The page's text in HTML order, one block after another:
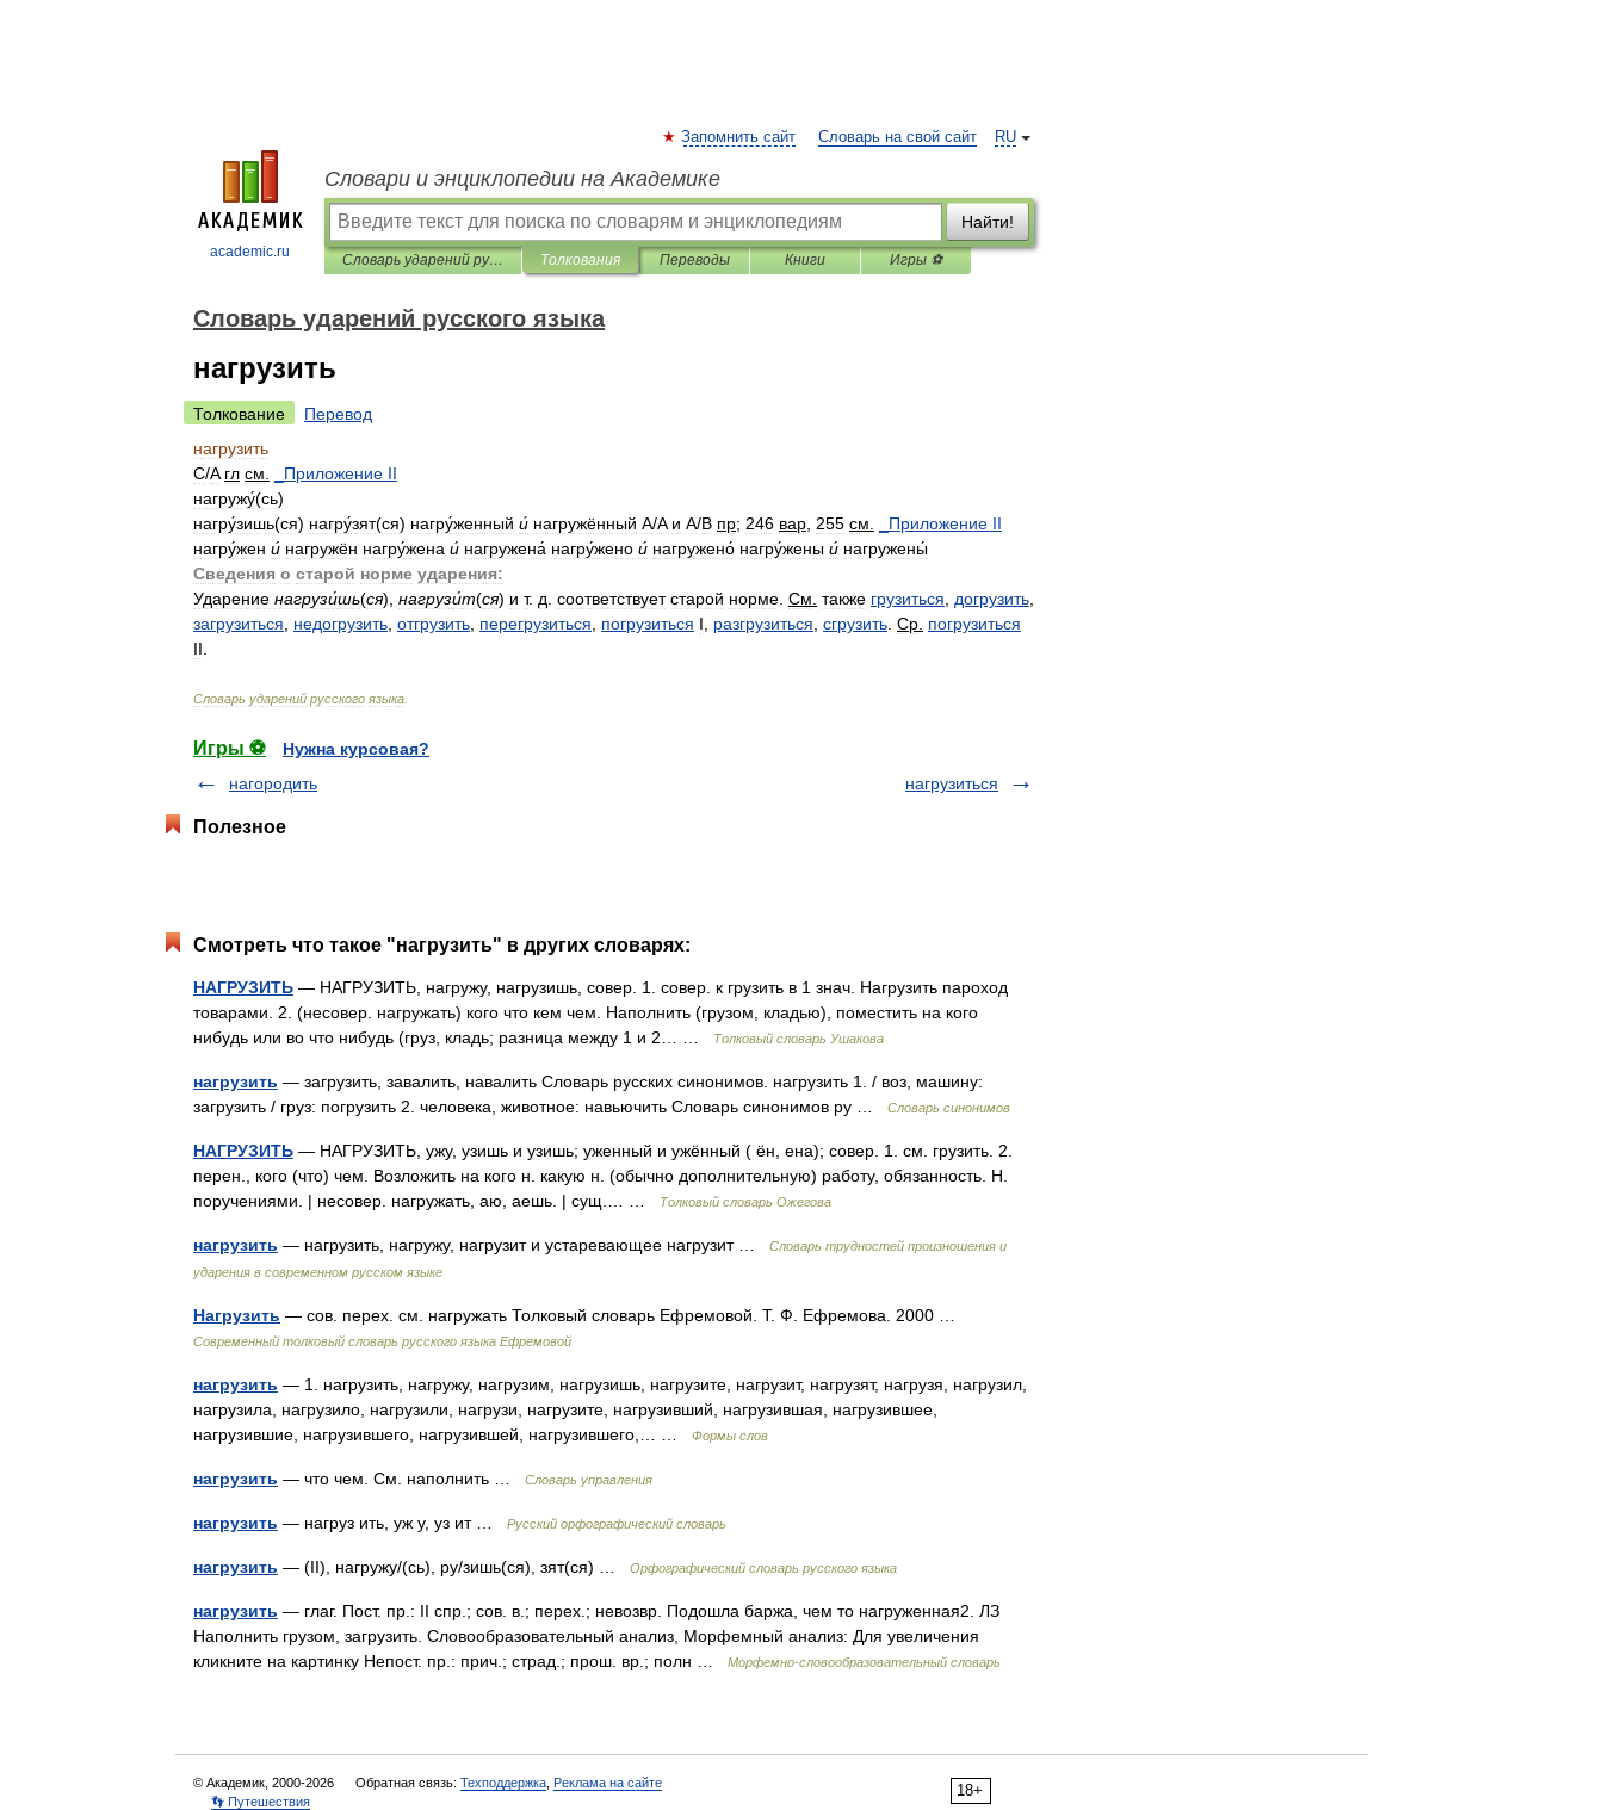
academic.ru
RU
Запомнить сайт Словарь на свой сайт
Словари и энциклопедии на Академике
Найти!
Словарь ударений русского языка Толкования Переводы Книги Игры ⚽
Словарь ударений русского языка
нагрузить
Толкование
Перевод
нагрузить
C/A гл см Приложение II
нагружу́(сь)
нагру́зишь(ся) нагру́зят(ся) нагру́женный и́ нагружённый A/A и A/B пр; 246 вар 255 см Приложение II
нагру́жен и́ нагружён нагру́жена и́ нагружена́ нагру́жено и́ нагружено́ нагру́жены и́ нагружены́
Сведения о старой норме ударения:
Ударение нагрузи́шь(ся), нагрузи́т(ся) и т. д соответствует старой норме См также грузиться догрузить
загрузиться
недогрузить отгрузить перегрузиться погрузиться I разгрузиться сгрузить Ср погрузиться
II
Словарь ударений русского языка
Игры ⚽
Нужна курсовая?
нагородить
нагрузиться
Полезное
Смотреть что такое "нагрузить" в других словарях:
НАГРУЗИТЬ — НАГРУЗИТЬ, нагружу, нагрузишь, совер. 1. совер. к грузить в 1 знач. Нагрузить пароход
товарами. 2. (несовер. нагружать) кого что кем чем. Наполнить (грузом, кладью), поместить на кого
нибудь или во что нибудь (груз, кладь; разница между 1 и 2… …
Толковый словарь Ушакова
нагрузить — загрузить, завалить, навалить Словарь русских синонимов. нагрузить 1. / воз, машину:
загрузить / груз: погрузить 2. человека, животное: навьючить Словарь синонимов ру …
Словарь синонимов
НАГРУЗИТЬ — НАГРУЗИТЬ, ужу, узишь и узишь; уженный и ужённый ( ён, ена); совер. 1. см. грузить. 2.
перен., кого (что) чем. Возложить на кого н. какую н. (обычно дополнительную) работу, обязанность. Н.
поручениями. | несовер. нагружать, аю, аешь. | сущ.… …
Толковый словарь Ожегова
нагрузить — нагрузить, нагружу, нагрузит и устаревающее нагрузит …
Словарь трудностей произношения и
ударения в современном русском языке
Нагрузить — сов. перех. см. нагружать Толковый словарь Ефремовой. Т. Ф. Ефремова. 2000 …
Современный толковый словарь русского языка Ефремовой
нагрузить — 1. нагрузить, нагружу, нагрузим, нагрузишь, нагрузите, нагрузит, нагрузят, нагрузя, нагрузил,
нагрузила, нагрузило, нагрузили, нагрузи, нагрузите, нагрузивший, нагрузившая, нагрузившее,
нагрузившие, нагрузившего, нагрузившей, нагрузившего,… …
Формы слов
нагрузить — что чем. См. наполнить … Словарь управления
нагрузить — нагруз ить, уж у, уз ит … Русский орфографический словарь
нагрузить — (II), нагружу/(сь), ру/зишь(ся), зят(ся) … Орфографический словарь русского языка
нагрузить — глаг. Пост. пр.: II спр.; сов. в.; перех.; невозвр. Подошла баржа, чем то нагруженная2. ЛЗ
Наполнить грузом, загрузить. Словообразовательный анализ, Морфемный анализ: Для увеличения
кликните на картинку Непост. пр.: прич.; страд.; прош. вр.; полн …
Морфемно-словообразовательный словарь
18+
© Академик, 2000-2026 Обратная связь: Техподдержка Реклама на сайте
👣 Путешествия